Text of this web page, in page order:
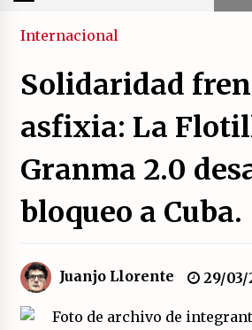
Sumario
La psicología de la
21/07/2026
Movilización social
21/07/2026
políticos.
Internacional
Solidaridad
asfixia: La
Granma 2.0
bloqueo a Cuba.
Juanjo Llorente 29/03/